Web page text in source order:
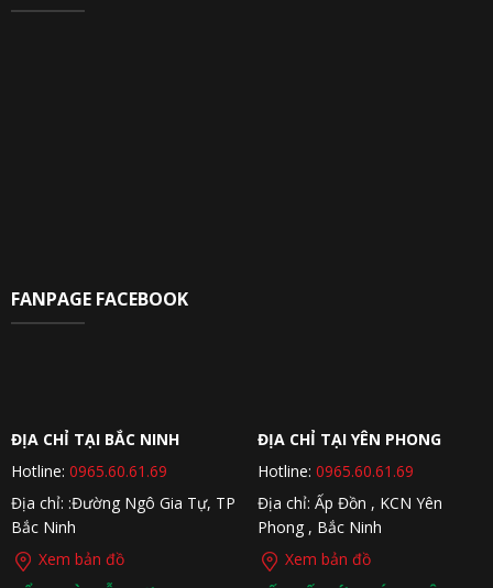
FANPAGE FACEBOOK
ĐỊA CHỈ TẠI BẮC NINH
Hotline: 0965.60.61.69
Địa chỉ: :Đường Ngô Gia Tự, TP
Bắc Ninh
Xem bản đồ
ĐỊA CHỈ TẠI YÊN PHONG
Hotline: 0965.60.61.69
Địa chỉ: Ấp Đồn , KCN Yên
Phong , Bắc Ninh
Xem bản đồ